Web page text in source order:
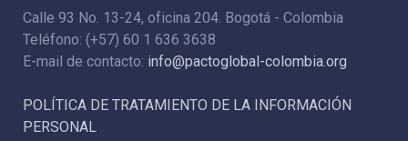
Calle 93 No. 13-24, oficina 204. Bogotá - Colombia
Teléfono: (+57) 60 1 636 3638
E-mail de contacto: info@pactoglobal-colombia.org
POLÍTICA DE TRATAMIENTO DE LA INFORMACIÓN
PERSONAL